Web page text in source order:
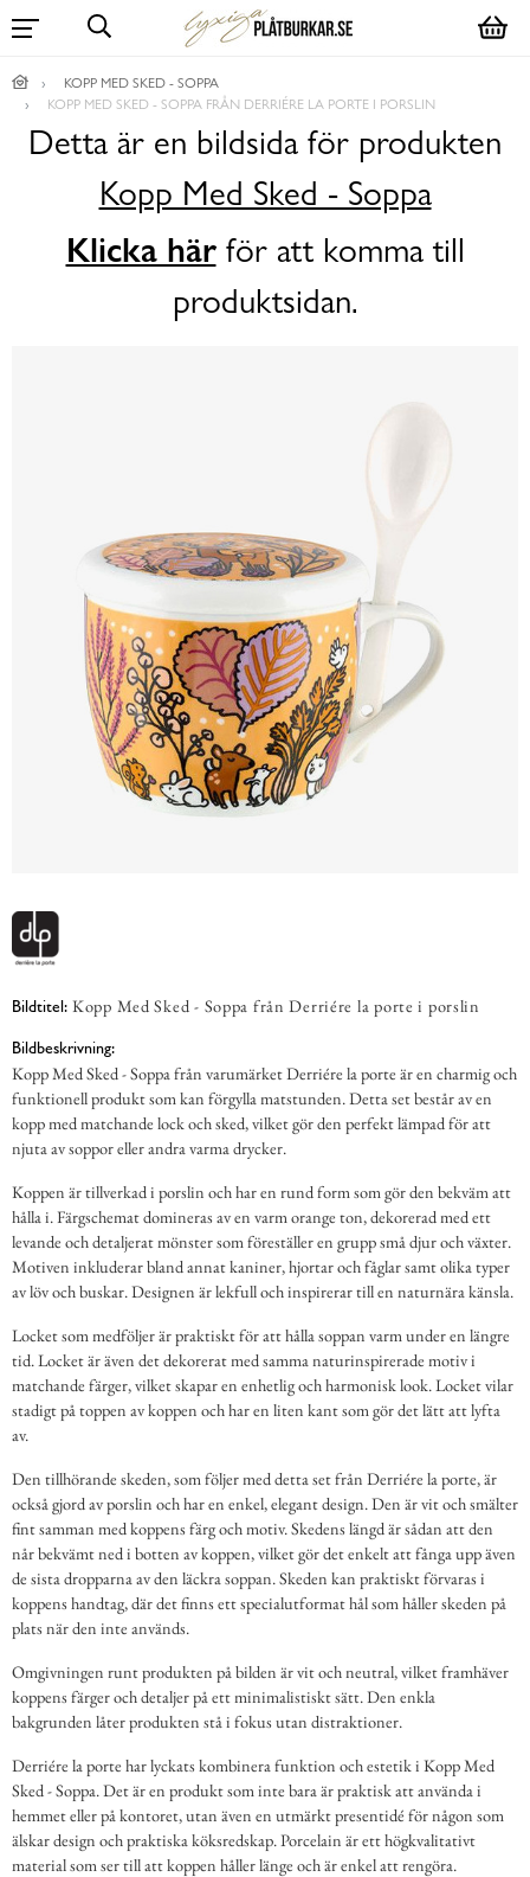
KOPP MED SKED - SOPPA
KOPP MED SKED - SOPPA FRÅN DERRIÉRE LA PORTE I PORSLIN
Detta är en bildsida för produkten
Kopp Med Sked - Soppa
Klicka härför att komma till
produktsidan.
Bildtitel: Kopp Med Sked - Soppa från Derriére la porte i porslin
Bildbeskrivning:
Kopp Med Sked - Soppa från varumärket Derriére la porte är en charmig och
funktionell produkt som kan förgylla matstunden. Detta set består av en
kopp med matchande lock och sked, vilket gör den perfekt lämpad för att
njuta av soppor eller andra varma drycker.
Koppen är tillverkad i porslin och har en rund form som gör den bekväm att
hålla i. Färgschemat domineras av en varm orange ton, dekorerad med ett
levande och detaljerat mönster som föreställer en grupp små djur och växter.
Motiven inkluderar bland annat kaniner, hjortar och fåglar samt olika typer
av löv och buskar. Designen är lekfull och inspirerar till en naturnära känsla.
Locket som medföljer är praktiskt för att hålla soppan varm under en längre
tid. Locket är även det dekorerat med samma naturinspirerade motiv i
matchande färger, vilket skapar en enhetlig och harmonisk look. Locket vilar
stadigt på toppen av koppen och har en liten kant som gör det lätt att lyfta
av.
Den tillhörande skeden, som följer med detta set från Derriére la porte, är
också gjord av porslin och har en enkel, elegant design. Den är vit och smälter
fint samman med koppens färg och motiv. Skedens längd är sådan att den
når bekvämt ned i botten av koppen, vilket gör det enkelt att fånga upp även
de sista dropparna av den läckra soppan. Skeden kan praktiskt förvaras i
koppens handtag, där det finns ett specialutformat hål som håller skeden på
plats när den inte används.
Omgivningen runt produkten på bilden är vit och neutral, vilket framhäver
koppens färger och detaljer på ett minimalistiskt sätt. Den enkla
bakgrunden låter produkten stå i fokus utan distraktioner.
Derriére la porte har lyckats kombinera funktion och estetik i Kopp Med
Sked - Soppa. Det är en produkt som inte bara är praktisk att använda i
hemmet eller på kontoret, utan även en utmärkt presentidé för någon som
älskar design och praktiska köksredskap. Porcelain är ett högkvalitativt
material som ser till att koppen håller länge och är enkel att rengöra.